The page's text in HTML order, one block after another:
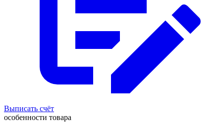
Выписать счёт
особенности товара